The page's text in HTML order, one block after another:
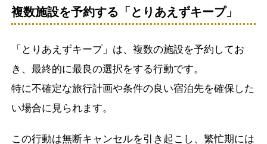
複数施設を予約する「とりあえずキープ」
「とりあえずキープ」は、複数の施設を予約してお
き、最終的に最良の選択をする行動です。
特に不確定な旅行計画や条件の良い宿泊先を確保した
い場合に見られます。
この行動は無断キャンセルを引き起こし、繁忙期には